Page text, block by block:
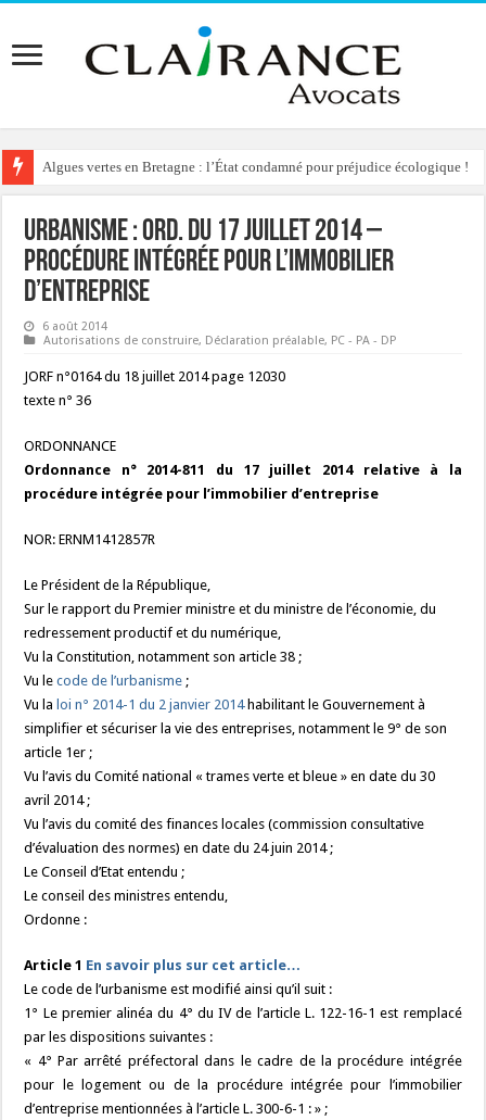
Algues vertes en Bretagne : l’État condamné pour préjudice écologique !
Urbanisme : Ord. du 17 juillet 2014 –
procédure intégrée pour l’immobilier
d’entreprise
6 août 2014
Autorisations de construire, Déclaration préalable, PC - PA - DP
JORF n°0164 du 18 juillet 2014 page 12030
texte n° 36
ORDONNANCE
Ordonnance n° 2014-811 du 17 juillet 2014 relative à la
procédure intégrée pour l’immobilier d’entreprise
NOR: ERNM1412857R
Le Président de la République,
Sur le rapport du Premier ministre et du ministre de l’économie, du
redressement productif et du numérique,
Vu la Constitution, notamment son article 38 ;
Vu lecode de l’urbanisme ;
Vu la loi n° 2014-1 du 2 janvier 2014habilitant le Gouvernement à
simplifier et sécuriser la vie des entreprises, notamment le 9° de son
article 1er ;
Vu l’avis du Comité national « trames verte et bleue » en date du 30
avril 2014 ;
Vu l’avis du comité des finances locales (commission consultative
d’évaluation des normes) en date du 24 juin 2014 ;
Le Conseil d’Etat entendu ;
Le conseil des ministres entendu,
Ordonne :
Article 1 En savoir plus sur cet article…
Le code de l’urbanisme est modifié ainsi qu’il suit :
1° Le premier alinéa du 4° du IV de l’article L. 122-16-1 est remplacé
par les dispositions suivantes :
« 4° Par arrêté préfectoral dans le cadre de la procédure intégrée
pour le logement ou de la procédure intégrée pour l’immobilier
d’entreprise mentionnées à l’article L. 300-6-1 : » ;